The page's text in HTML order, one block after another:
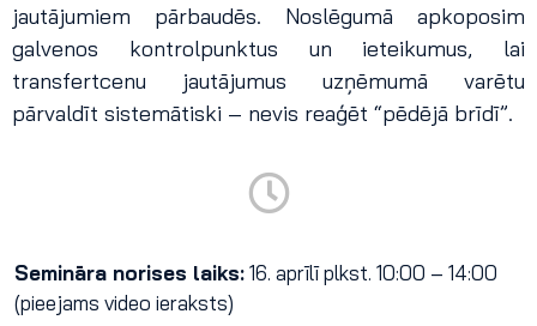
jautājumiem pārbaudēs. Noslēgumā apkoposim
galvenos kontrolpunktus un ieteikumus, lai
transfertcenu jautājumus uzņēmumā varētu
pārvaldīt sistemātiski – nevis reaģēt “pēdējā brīdī”.
Semināra norises laiks:16. aprīlī plkst. 10:00 – 14:00
(pieejams video ieraksts)